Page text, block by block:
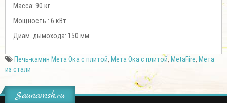
Macca: 90 кг
Мощность : 6 кВт
Диам. дымохода: 150 мм
Печь-камин Мета Ока с плитой, Мета Ока с плитой, MetaFire, Мета
из стали
Saunamsk.ru